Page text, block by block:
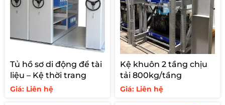
Tủ hồ sơ di động để tài
liệu – Kệ thời trang
Giá: Liên hệ
Kệ khuôn 2 tầng chịu
tải 800kg/tầng
Giá: Liên hệ